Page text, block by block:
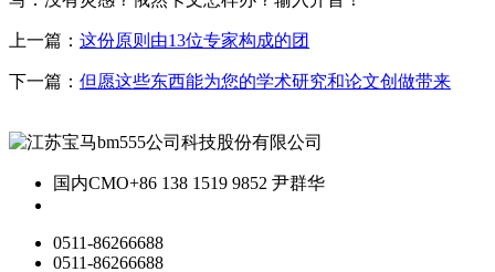
上一篇： 这份原则由13位专家构成的团
下一篇： 但愿这些东西能为您的学术研究和论文创做带来
国内CMO+86 138 1519 9852 尹群华
0511-86266688
0511-86266688